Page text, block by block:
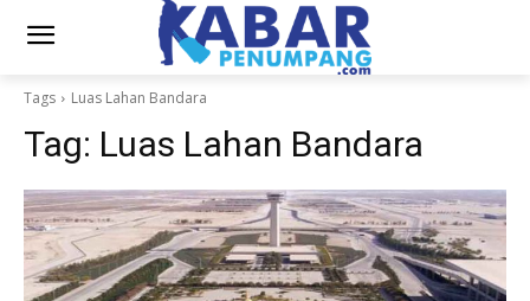
Tags Luas Lahan Bandara
Tag: Luas Lahan Bandara